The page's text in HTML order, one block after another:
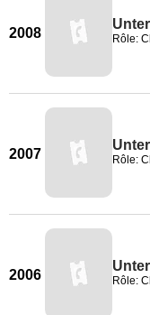
2008 Rôle:
2007 Rôle:
2006 Rôle: